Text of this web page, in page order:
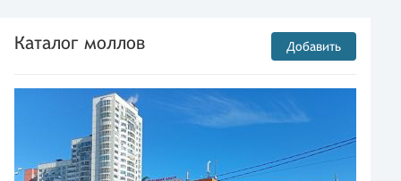
Каталог моллов Добавить